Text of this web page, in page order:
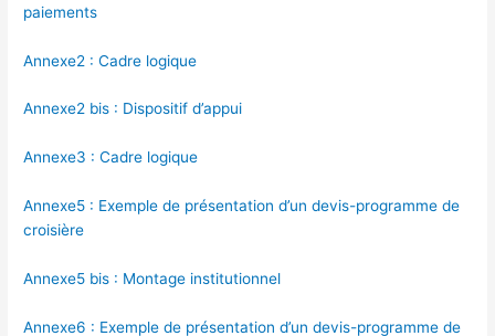
paiements
Annexe2 : Cadre logique
Annexe2 bis : Dispositif d’appui
Annexe3 : Cadre logique
Annexe5 : Exemple de présentation d’un devis-programme de
croisière
Annexe5 bis : Montage institutionnel
Annexe6 : Exemple de présentation d’un devis-programme de